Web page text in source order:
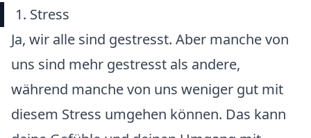
1. Stress
Ja, wir alle sind gestresst. Aber manche von
uns sind mehr gestresst als andere,
während manche von uns weniger gut mit
diesem Stress umgehen können. Das kann